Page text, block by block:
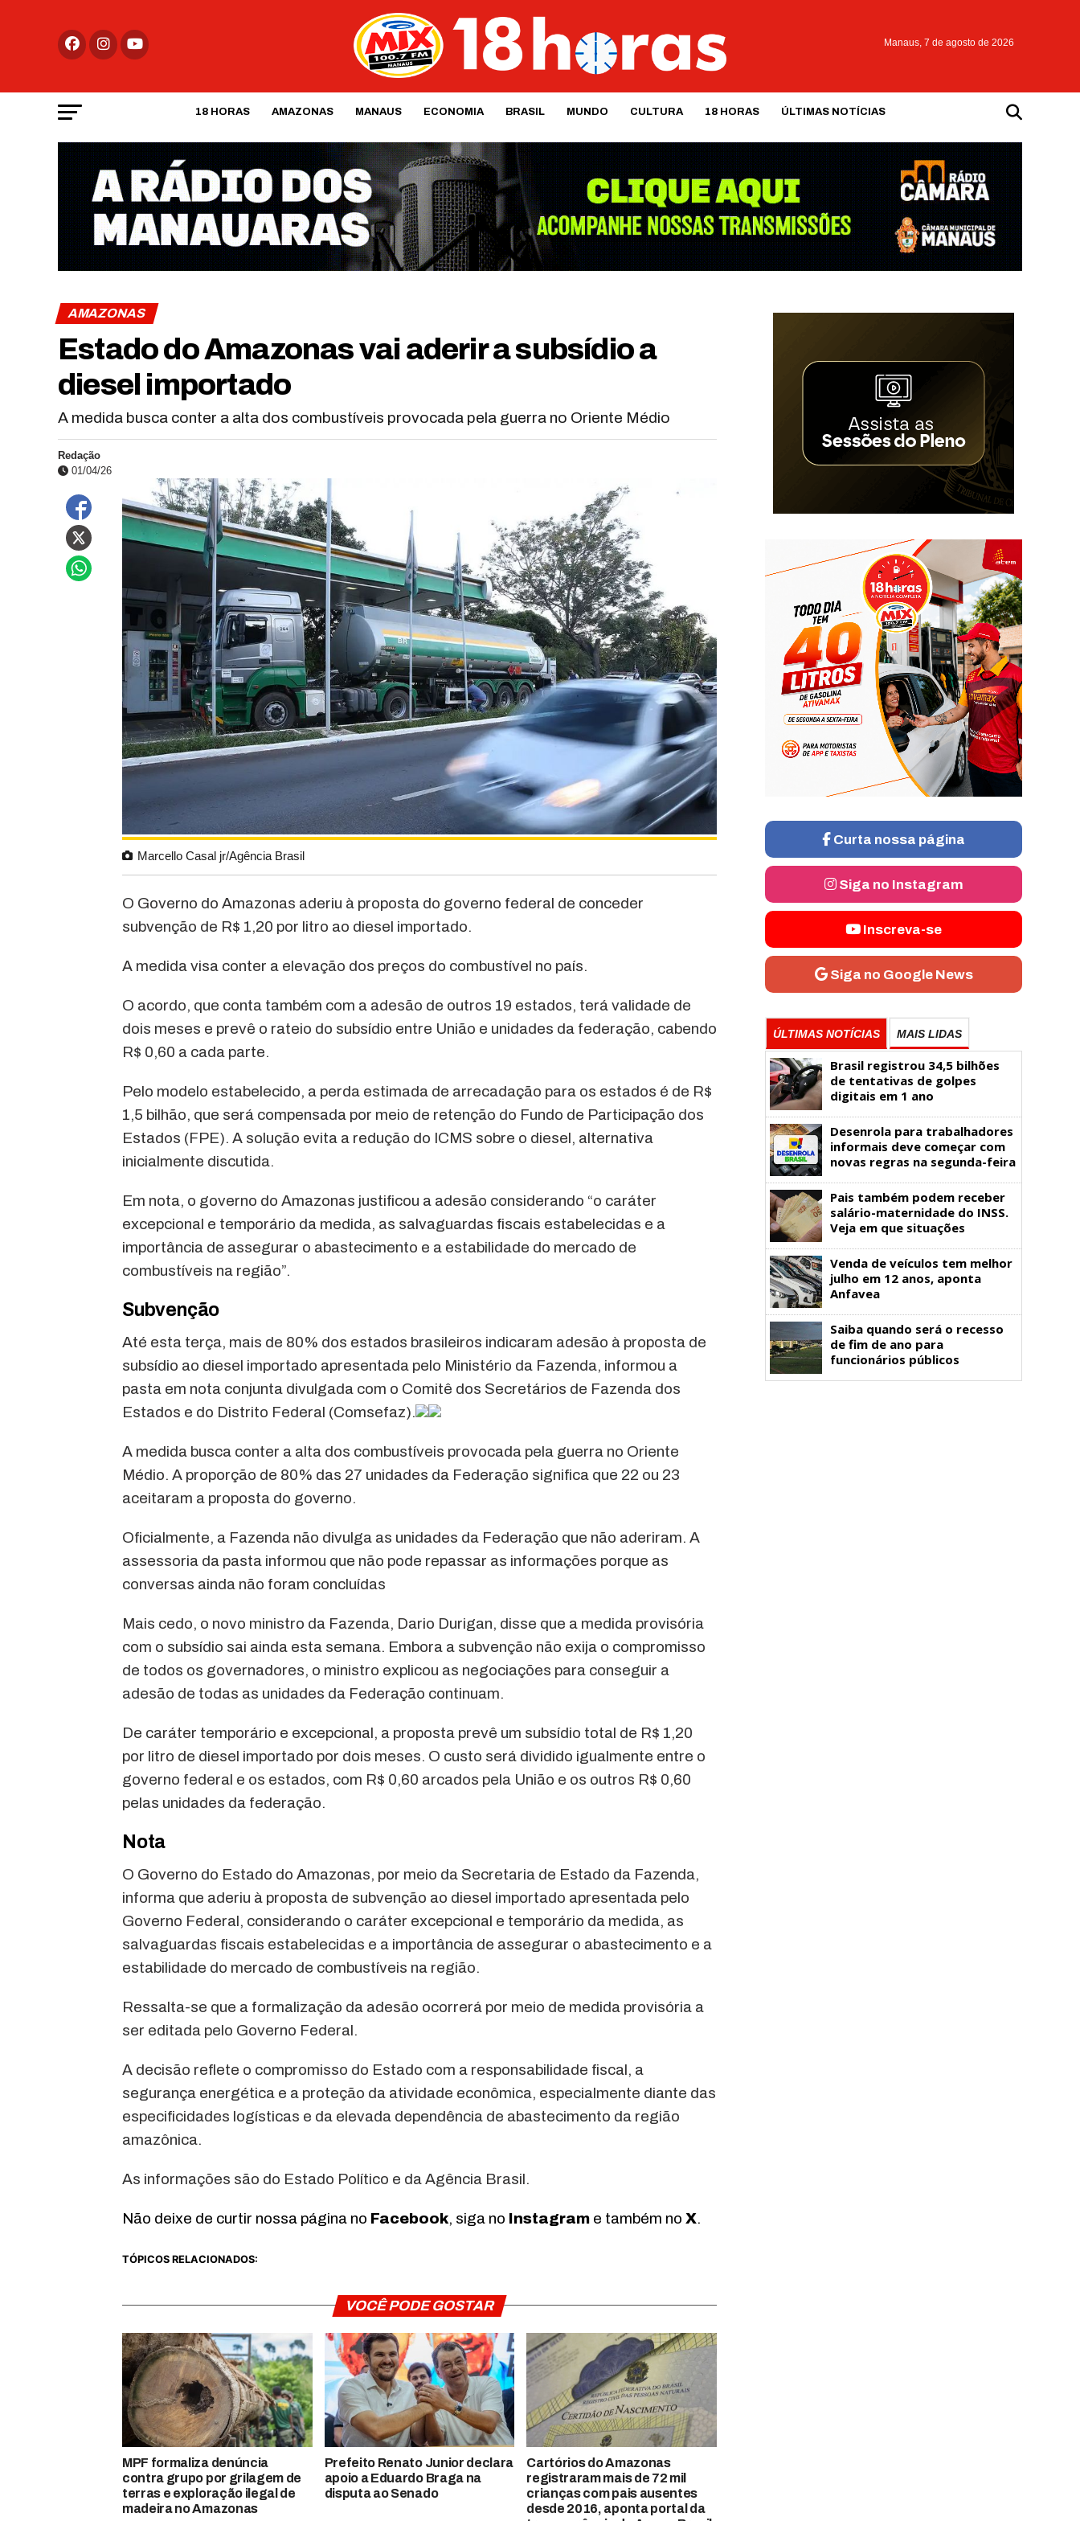
Manaus, 7 de agosto de 2026
18 HORAS AMAZONAS MANAUS ECONOMIA BRASIL MUNDO CULTURA 18 HORAS ÚLTIMAS NOTÍCIAS
AMAZONAS
Estado do Amazonas vai aderir a subsídio a
diesel importado
A medida busca conter a alta dos combustíveis provocada pela guerra no Oriente Médio
Redação
01/04/26
Marcello Casal jr/Agência Brasil
O Governo do Amazonas aderiu à proposta do governo federal de conceder
subvenção de R$ 1,20 por litro ao diesel importado.
A medida visa conter a elevação dos preços do combustível no país.
O acordo, que conta também com a adesão de outros 19 estados, terá validade de
dois meses e prevê o rateio do subsídio entre União e unidades da federação, cabendo
R$ 0,60 a cada parte.
Pelo modelo estabelecido, a perda estimada de arrecadação para os estados é de R$
1,5 bilhão, que será compensada por meio de retenção do Fundo de Participação dos
Estados (FPE). A solução evita a redução do ICMS sobre o diesel, alternativa
inicialmente discutida.
Em nota, o governo do Amazonas justificou a adesão considerando “o caráter
excepcional e temporário da medida, as salvaguardas fiscais estabelecidas e a
importância de assegurar o abastecimento e a estabilidade do mercado de
combustíveis na região”.
Subvenção
Até esta terça, mais de 80% dos estados brasileiros indicaram adesão à proposta de
subsídio ao diesel importado apresentada pelo Ministério da Fazenda, informou a
pasta em nota conjunta divulgada com o Comitê dos Secretários de Fazenda dos
Estados e do Distrito Federal (Comsefaz).
A medida busca conter a alta dos combustíveis provocada pela guerra no Oriente
Médio. A proporção de 80% das 27 unidades da Federação significa que 22 ou 23
aceitaram a proposta do governo.
Oficialmente, a Fazenda não divulga as unidades da Federação que não aderiram. A
assessoria da pasta informou que não pode repassar as informações porque as
conversas ainda não foram concluídas
Mais cedo, o novo ministro da Fazenda, Dario Durigan, disse que a medida provisória
com o subsídio sai ainda esta semana. Embora a subvenção não exija o compromisso
de todos os governadores, o ministro explicou as negociações para conseguir a
adesão de todas as unidades da Federação continuam.
De caráter temporário e excepcional, a proposta prevê um subsídio total de R$ 1,20
por litro de diesel importado por dois meses. O custo será dividido igualmente entre o
governo federal e os estados, com R$ 0,60 arcados pela União e os outros R$ 0,60
pelas unidades da federação.
Nota
O Governo do Estado do Amazonas, por meio da Secretaria de Estado da Fazenda,
informa que aderiu à proposta de subvenção ao diesel importado apresentada pelo
Governo Federal, considerando o caráter excepcional e temporário da medida, as
salvaguardas fiscais estabelecidas e a importância de assegurar o abastecimento e a
estabilidade do mercado de combustíveis na região.
Ressalta-se que a formalização da adesão ocorrerá por meio de medida provisória a
ser editada pelo Governo Federal.
A decisão reflete o compromisso do Estado com a responsabilidade fiscal, a
segurança energética e a proteção da atividade econômica, especialmente diante das
especificidades logísticas e da elevada dependência de abastecimento da região
amazônica.
As informações são do Estado Político e da Agência Brasil.
Não deixe de curtir nossa página no Facebook, siga no Instagram e também no X.
TÓPICOS RELACIONADOS:
VOCÊ PODE GOSTAR
MPF formaliza denúncia
contra grupo por grilagem de
terras e exploração ilegal de
madeira no Amazonas
Prefeito Renato Junior declara
apoio a Eduardo Braga na
disputa ao Senado
Cartórios do Amazonas
registraram mais de 72 mil
crianças com pais ausentes
desde 2016, aponta portal da
Curta nossa página
Siga no Instagram
Inscreva-se
Siga no Google News
ÚLTIMAS NOTÍCIAS MAIS LIDAS
Brasil registrou 34,5 bilhões
de tentativas de golpes
digitais em 1 ano
Desenrola para trabalhadores
informais deve começar com
novas regras na segunda-feira
Pais também podem receber
salário-maternidade do INSS.
Veja em que situações
Venda de veículos tem melhor
julho em 12 anos, aponta
Anfavea
Saiba quando será o recesso
de fim de ano para
funcionários públicos